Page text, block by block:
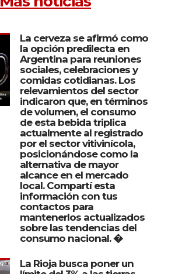
La cerveza se afirmó como
la opción predilecta en
Argentina para reuniones
sociales, celebraciones y
comidas cotidianas. Los
relevamientos del sector
indicaron que, en términos
de volumen, el consumo
de esta bebida triplica
actualmente al registrado
por el sector vitivinícola,
posicionándose como la
alternativa de mayor
alcance en el mercado
local. Compartí esta
información con tus
contactos para
mantenerlos actualizados
sobre las tendencias del
consumo nacional. �
La Rioja busca poner un